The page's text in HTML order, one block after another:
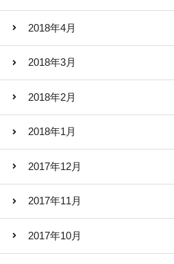
2018年4月
2018年3月
2018年2月
2018年1月
2017年12月
2017年11月
2017年10月